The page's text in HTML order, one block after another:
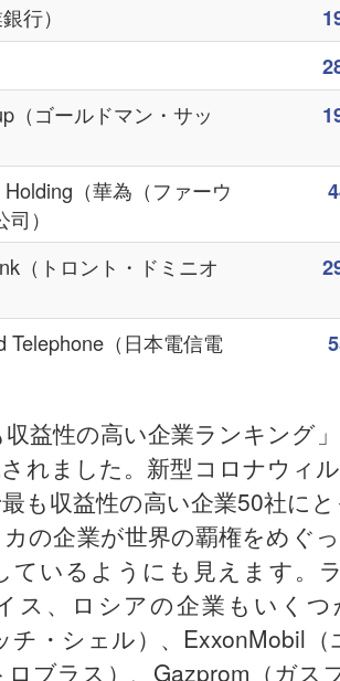
行）
（ゴールドマン・サッ
（華為（ファーウ
）
（トロント・ドミニオ
Telephone（日本電信電
益性の高い企業ランキング
れました。新型コロナウィ
も収益性の高い企業50社に
の企業が世界の覇権をめぐ
ているようにも見えます。
ス、ロシアの企業もいく
・シェル）、ExxonMobil
ロブラス）、Gazprom（ガ